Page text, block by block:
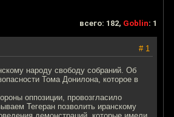
всего: 182, Goblin: 1
# 1
народу свободу собраний. Об
Тома Донилона, которое в
оппозиции, провозгласило
Тегеран позволить иранскому